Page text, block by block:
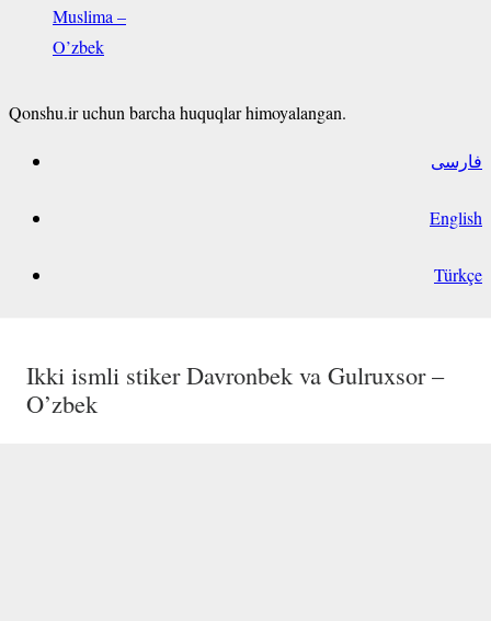
Ikki ismli stiker Munojat va Sarvinoz –
O’zbek
Muhammadrahim ism stikeri O’zbek
Ikki ismli stiker Bibixonim va Nasiba –
O’zbek
Ikki ismli stiker Davronbek va Gulruxsor –
O’zbek
Muslima –
O’zbek
Qonshu.ir uchun barcha huquqlar himoyalangan.
فارسی
English
Türkçe